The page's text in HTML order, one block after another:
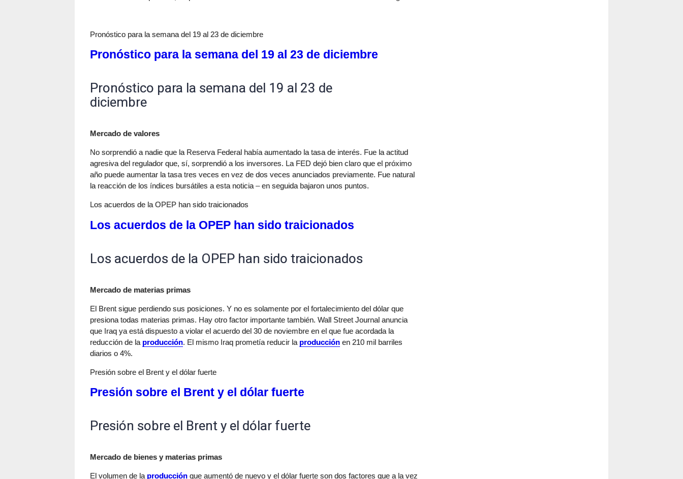
Pronóstico para la semana del 19 al 23 de diciembre
Pronóstico para la semana del 19 al 23 de diciembre
Pronóstico para la semana del 19 al 23 de
diciembre
Mercado de valores
No sorprendió a nadie que la Reserva Federal había aumentado la tasa de interés. Fue la actitud
agresiva del regulador que, sí, sorprendió a los inversores. La FED dejó bien claro que el próximo
año puede aumentar la tasa tres veces en vez de dos veces anunciados previamente. Fue natural
la reacción de los índices bursátiles a esta noticia – en seguida bajaron unos puntos.
Los acuerdos de la OPEP han sido traicionados
Los acuerdos de la OPEP han sido traicionados
Los acuerdos de la OPEP han sido traicionados
Mercado de materias primas
El Brent sigue perdiendo sus posiciones. Y no es solamente por el fortalecimiento del dólar que
presiona todas materias primas. Hay otro factor importante también. Wall Street Journal anuncia
que Iraq ya está dispuesto a violar el acuerdo del 30 de noviembre en el que fue acordada la
reducción de la producción. El mismo Iraq prometía reducir la producción en 210 mil barriles
diarios o 4%.
Presión sobre el Brent y el dólar fuerte
Presión sobre el Brent y el dólar fuerte
Presión sobre el Brent y el dólar fuerte
Mercado de bienes y materias primas
El volumen de la producción que aumentó de nuevo y el dólar fuerte son dos factores que a la vez